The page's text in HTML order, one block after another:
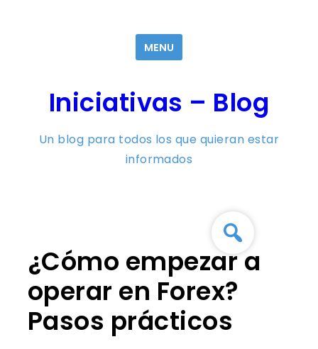
MENU
Iniciativas – Blog
Un blog para todos los que quieran estar
informados
¿Cómo empezar a
operar en Forex?
Pasos prácticos